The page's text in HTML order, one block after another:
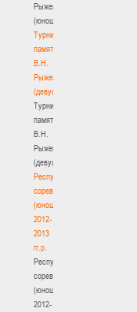
Рыженкова
(юноши)
Турнир
памяти
В.Н.
Рыженкова
(девушки)
Турнир
памяти
В.Н.
Рыженкова
(девушки)
Республиканские
соревнования
(юноши)
2012-
2013
гг.р.
Республиканские
соревнования
(юноши)
2012-